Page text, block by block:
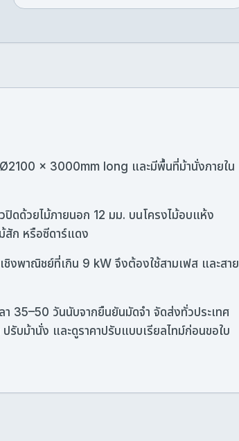
× 3000mm long และมีพื้นที่ม้านั่งภายใน
ปิดด้วยไม้ภายนอก 12 มม. บนโครงไม้อบแห้ง
สัก หรือซีดาร์แดง
ชิงพาณิชย์ที่เกิน 9 kW จึงต้องใช้สามเฟส และสาย
35–50 วันนับจากยืนยันมัดจำ จัดส่งทั่วประเทศ
บม้านั่ง และดูราคาปรับแบบเรียลไทม์ก่อนขอใบ